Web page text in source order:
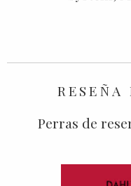
RESEÑA
Perras de